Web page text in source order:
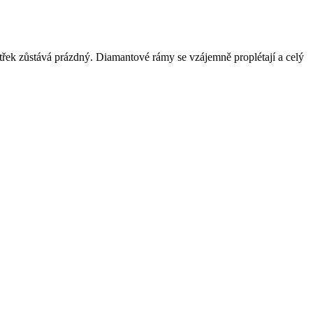
zůstává prázdný. Diamantové rámy se vzájemně proplétají a celý